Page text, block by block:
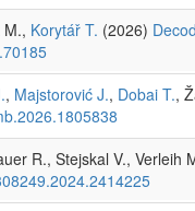
M., Korytář T. (2026)
, Majstorović J., Dobai T.,
R., Stejskal V., Verleih